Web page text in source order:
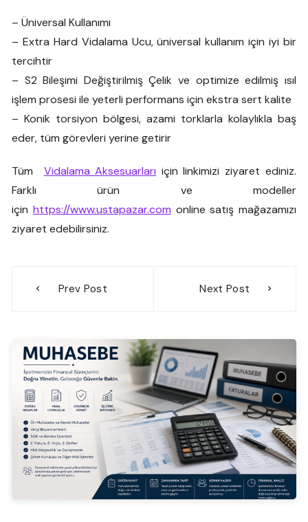
– Üniversal Kullanımı
– Extra Hard Vidalama Ucu, üniversal kullanım için iyi bir
tercihtir
– S2 Bileşimi Değiştirilmiş Çelik ve optimize edilmiş ısıl
işlem prosesi ile yeterli performans için ekstra sert kalite
– Konik torsiyon bölgesi, azami torklarla kolaylıkla baş
eder, tüm görevleri yerine getirir
Tüm Vidalama Aksesuarları için linkimizi ziyaret ediniz.
Farklı ürün ve modeller
için https://www.ustapazar.com online satış mağazamızı
ziyaret edebilirsiniz.
gezinmesi
Prev Post Next Post